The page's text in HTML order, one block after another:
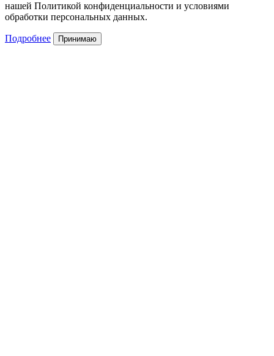
нашей Политикой конфиденциальности и условиями
обработки персональных данных.
Подробнее Принимаю